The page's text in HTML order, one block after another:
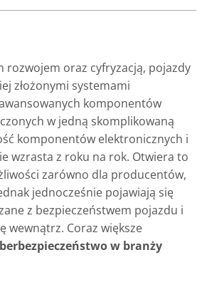
rozwojem oraz cyfryzacją, pojazdy
złożonymi systemami
komponentów
w jedną skomplikowaną
komponentów elektronicznych i
wzrasta z roku na rok. Otwiera to
zarówno dla producentów,
jednocześnie pojawiają się
z bezpieczeństwem pojazdu i
wewnątrz. Coraz większe
w branży